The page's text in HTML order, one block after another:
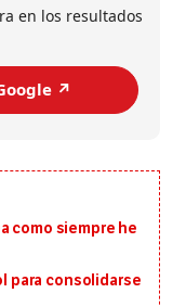
en los resultados
↗️
como siempre he
para consolidarse